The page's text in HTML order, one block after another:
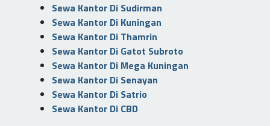
Sewa Kantor Di Sudirman
Sewa Kantor Di Kuningan
Sewa Kantor Di Thamrin
Sewa Kantor Di Gatot Subroto
Sewa Kantor Di Mega Kuningan
Sewa Kantor Di Senayan
Sewa Kantor Di Satrio
Sewa Kantor Di CBD